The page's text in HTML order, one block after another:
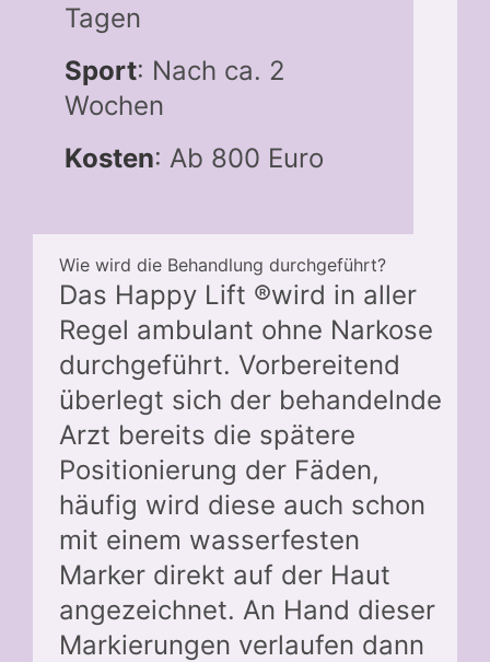
Tagen
Sport: Nach ca. 2
Wochen
Kosten: Ab 800 Euro
Wie wird die Behandlung durchgeführt?
Das Happy Lift ®wird in aller
Regel ambulant ohne Narkose
durchgeführt. Vorbereitend
überlegt sich der behandelnde
Arzt bereits die spätere
Positionierung der Fäden,
häufig wird diese auch schon
mit einem wasserfesten
Marker direkt auf der Haut
angezeichnet. An Hand dieser
Markierungen verlaufen dann